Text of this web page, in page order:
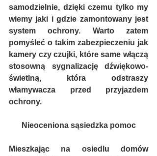
samodzielnie, dzięki czemu tylko my
wiemy jaki i gdzie zamontowany jest
system ochrony. Warto zatem
pomyśleć o takim zabezpieczeniu jak
kamery czy czujki, które same włączą
stosowną sygnalizację dźwiękowo-
świetlną, która odstraszy
włamywacza przed przyjazdem
ochrony.
Nieoceniona sąsiedzka pomoc
Mieszkając na osiedlu domów